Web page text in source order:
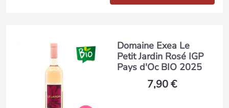
Domaine Exea Le
Petit Jardin Rosé IGP
Pays d'Oc BIO 2025
7,90 €